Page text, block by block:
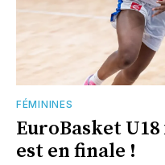
FÉMININES
EuroBasket
est en finale !